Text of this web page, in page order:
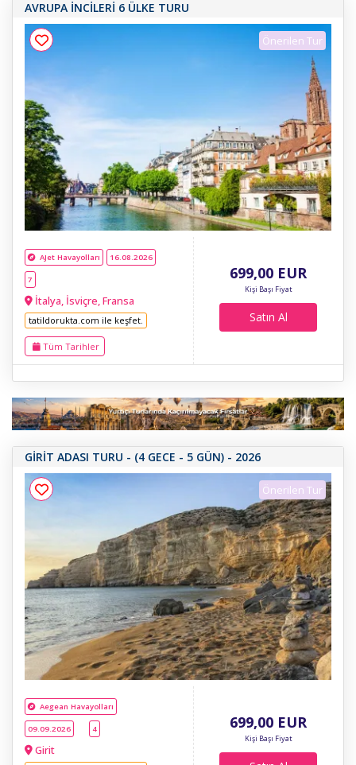
AVRUPA İNCİLERİ 6 ÜLKE TURU
Önerilen Tur
AJet Havayolları 16.08.2026
7
İtalya, İsviçre, Fransa
tatildorukta.com ile keşfet.
Tüm Tarihler
699,00 EUR
Kişi Başı Fiyat
Satın Al
GİRİT ADASI TURU - (4 GECE - 5 GÜN) - 2026
Önerilen Tur
Aegean Havayolları
09.09.2026 4
Girit
699,00 EUR
Kişi Başı Fiyat